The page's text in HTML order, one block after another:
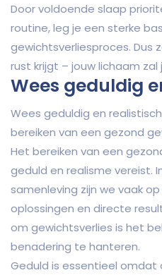
Door voldoende slaap
routine, leg je een sterke
gewichtsverliesproces. Dus
rust krijgt – jouw lichaam zal
Wees geduldig
Wees geduldig en
bereiken van een gezond
Het bereiken van een
geduld en realisme vereist.
samenleving zijn we vaak
oplossingen en directe
om gewichtsverlies is het
benadering te hanteren.
Geduld is essentieel omdat